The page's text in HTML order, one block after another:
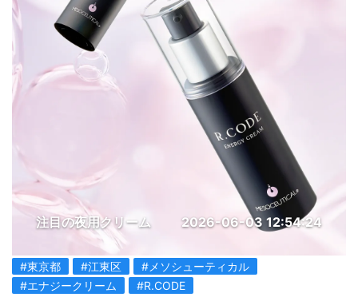
注目の夜用クリーム 2026-06-03 12:54:24
#東京都 #江東区
#メソシューティカル
#エナジークリーム
#R.CODE